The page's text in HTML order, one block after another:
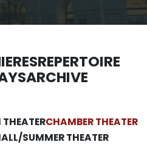
REPERTOIRE
ARCHIVE
CHAMBER THEATER
SUMMER THEATER